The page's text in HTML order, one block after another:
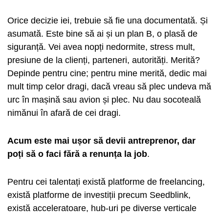
Orice decizie iei, trebuie să fie una documentată. Și
asumată. Este bine să ai și un plan B, o plasă de
siguranță. Vei avea nopți nedormite, stress mult,
presiune de la clienți, parteneri, autorități. Merită?
Depinde pentru cine; pentru mine merită, dedic mai
mult timp celor dragi, dacă vreau să plec undeva mă
urc în mașină sau avion și plec. Nu dau socoteală
nimănui în afară de cei dragi.
Acum este mai ușor să devii antreprenor, dar
poți să o faci fără a renunța la job.
Pentru cei talentați există platforme de freelancing,
există platforme de investiții precum Seedblink,
există acceleratoare, hub-uri pe diverse verticale